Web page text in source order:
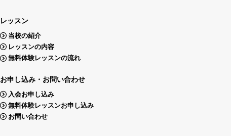
レッスン
当校の紹介
レッスンの内容
無料体験レッスンの流れ
お申し込み・お問い合わせ
入会お申し込み
無料体験レッスンお申し込み
お問い合わせ